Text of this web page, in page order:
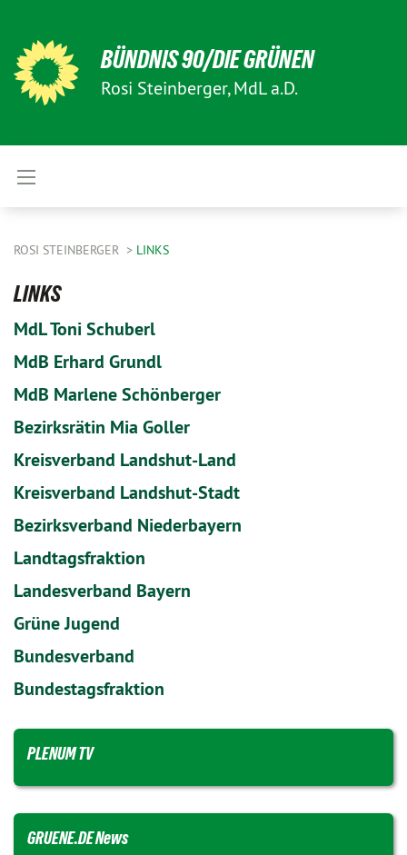
BÜNDNIS 90/DIE GRÜNEN
Rosi Steinberger, MdL a.D.
ROSI STEINBERGER LINKS
LINKS
MdL Toni Schuberl
MdB Erhard Grundl
MdB Marlene Schönberger
Bezirksrätin Mia Goller
Kreisverband Landshut-Land
Kreisverband Landshut-Stadt
Bezirksverband Niederbayern
Landtagsfraktion
Landesverband Bayern
Grüne Jugend
Bundesverband
Bundestagsfraktion
PLENUM TV
GRUENE.DE News